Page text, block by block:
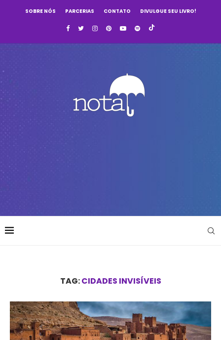
SOBRE NÓS PARCERIAS CONTATO DIVULGUE SEU LIVRO!
TAG:CIDADES INVISÍVEIS